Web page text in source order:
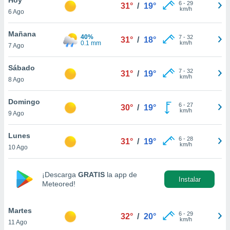
y
en
más
de
cookies
aceptar
6 Ago
31° / 19° 6- 29
km/h
Mañana
7 Ago
40%
0.1 mm
31° / 18° 7- 32
km/h
Sábado
8 Ago
31° / 19° 7- 32
km/h
Domingo
9 Ago
30° / 19° 6- 27
km/h
Lunes
10 Ago
31° / 19° 6- 28
km/h
¡Descarga GRATIS la app de
Meteored!
Instalar
Martes
11 Ago
32° / 20° 6- 29
km/h